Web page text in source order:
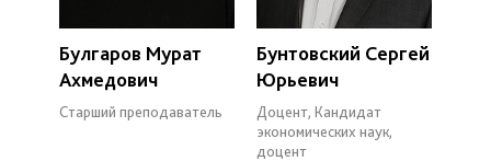
Булгаров Мурат
Ахмедович
Старший преподаватель
Бунтовский Сергей
Юрьевич
Доцент, Кандидат
экономических наук,
доцент